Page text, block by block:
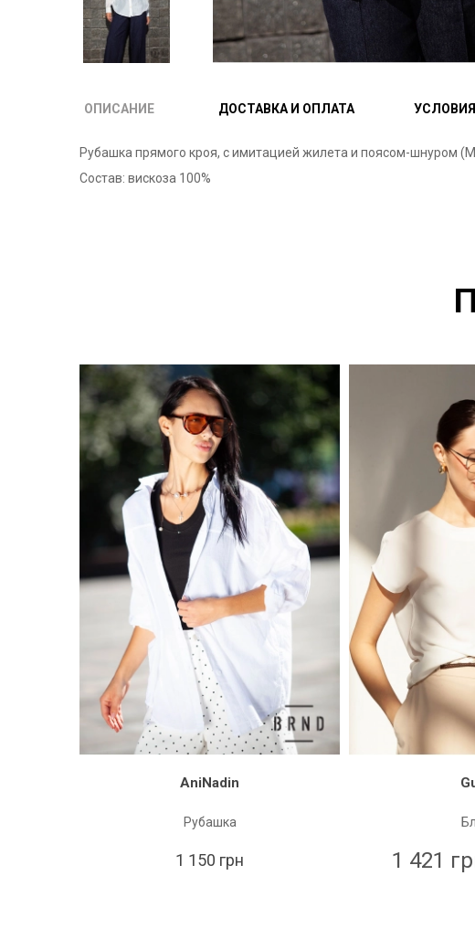
ОПИСАНИЕ ДОСТАВКА И ОПЛАТА
Рубашка прямого кроя, с имитацией жилета и поясом-шнуром
Состав: вискоза 100%
AniNadin
Рубашка
1 150 грн 1 421